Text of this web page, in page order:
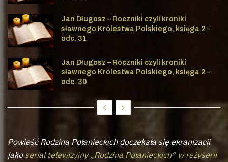
Jan Długosz – Roczniki czyli kroniki
sławnego Królestwa Polskiego, księga 2 –
odc. 31
Jan Długosz – Roczniki czyli kroniki
sławnego Królestwa Polskiego, księga 2 –
odc. 30
Powieść Rodzina Połanieckich doczekała się ekranizacji
jako serial telewizyjny „Rodzina Połanieckich” w reżyserii